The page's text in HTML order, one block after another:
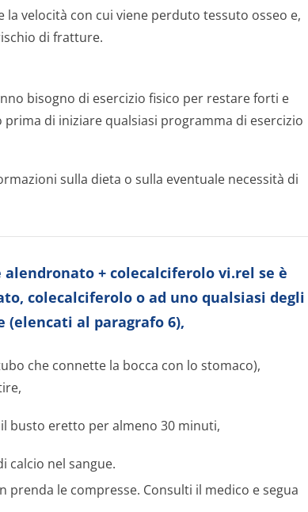
velocità con cui viene perduto tessuto osseo e,
di fratture.
bisogno di esercizio fisico per restare forti e
prima di iniziare qualsiasi programma di esercizio
sulla dieta o sulla eventuale necessità di
+ colecalciferolo vi.rel se è
colecalciferolo o ad uno qualsiasi degli
al paragrafo 6),
che connette la bocca con lo stomaco),
busto eretto per almeno 30 minuti,
calcio nel sangue.
le compresse. Consulti il medico e segua